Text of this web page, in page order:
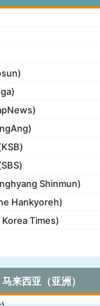
Asahi)
Tokyo)
TV)
Times)
Shinmun)
Hankyoreh)
Times)
马来西亚（亚洲）